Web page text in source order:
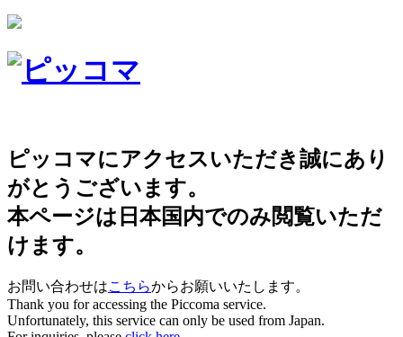
ピッコマにアクセスいただき誠にあり
がとうございます。
本ページは日本国内でのみ閲覧いただ
けます。
お問い合わせはこちらからお願いいたします。
Thank you for accessing the Piccoma service.
Unfortunately, this service can only be used from Japan.